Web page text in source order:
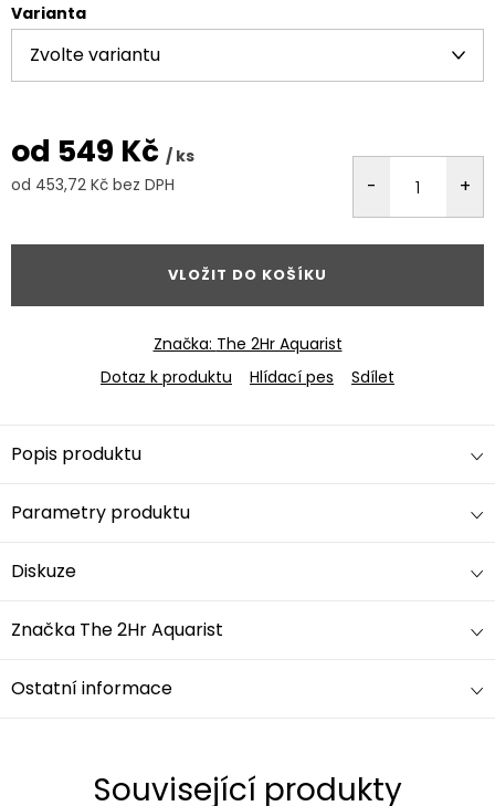
Varianta
od 549 Kč / ks
od 453,72 Kč bez DPH
VLOŽIT DO KOŠÍKU
Značka: The 2Hr Aquarist
Dotaz k produktu
Hlídací pes Sdílet
Popis produktu
Parametry produktu
Diskuze
Značka The 2Hr Aquarist
Ostatní informace
Související produkty